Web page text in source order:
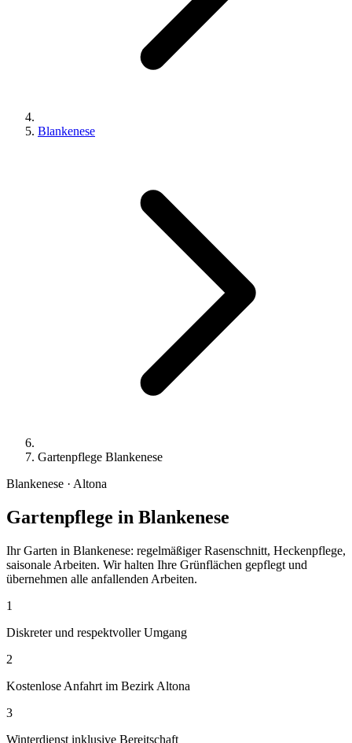
Blankenese
Gartenpflege Blankenese
Blankenese · Altona
Gartenpflege in Blankenese
Ihr Garten in Blankenese: regelmäßiger Rasenschnitt, Heckenpflege,
saisonale Arbeiten. Wir halten Ihre Grünflächen gepflegt und
übernehmen alle anfallenden Arbeiten.
1
Diskreter und respektvoller Umgang
2
Kostenlose Anfahrt im Bezirk Altona
3
Winterdienst inklusive Bereitschaft